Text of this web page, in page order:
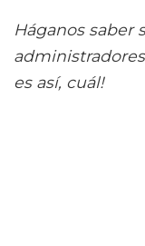
Háganos saber
es así, cuál!